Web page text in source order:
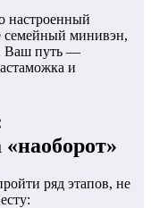
настроенный
семейный минивэн,
Ваш путь —
и
ряд этапов, не